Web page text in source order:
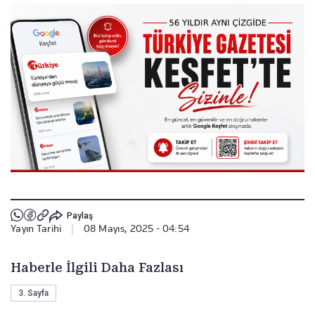
Paylaş
Yayın Tarihi 08 Mayıs, 2025 - 04:54
Haberle İlgili Daha Fazlası
3. Sayfa